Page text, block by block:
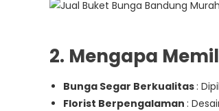
2. Mengapa
Bunga Segar Berkualitas :
Florist Berpengalaman :